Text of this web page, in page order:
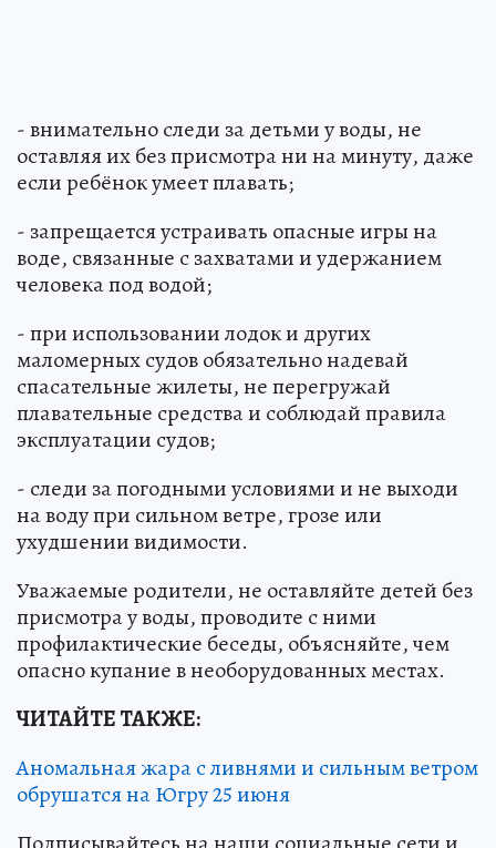
- внимательно следи за детьми у воды, не
оставляя их без присмотра ни на минуту, даже
если ребёнок умеет плавать;
- запрещается устраивать опасные игры на
воде, связанные с захватами и удержанием
человека под водой;
- при использовании лодок и других
маломерных судов обязательно надевай
спасательные жилеты, не перегружай
плавательные средства и соблюдай правила
эксплуатации судов;
- следи за погодными условиями и не выходи
на воду при сильном ветре, грозе или
ухудшении видимости.
Уважаемые родители, не оставляйте детей без
присмотра у воды, проводите с ними
профилактические беседы, объясняйте, чем
опасно купание в необорудованных местах.
ЧИТАЙТЕ ТАКЖЕ:
Аномальная жара с ливнями и сильным ветром
обрушатся на Югру 25 июня